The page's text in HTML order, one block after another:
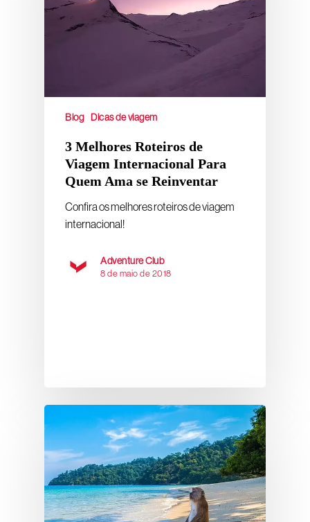
Blog Dicas de viagem
3 Melhores Roteiros de
Viagem Internacional Para
Quem Ama se Reinventar
Confira os melhores roteiros de viagem
internacional!
Adventure Club
8 de maio de 2018